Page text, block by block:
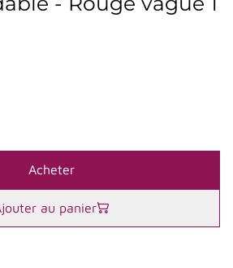
Acheter
au panier